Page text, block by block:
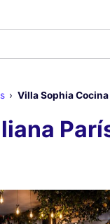
Villa Sophia